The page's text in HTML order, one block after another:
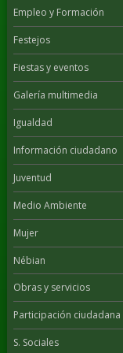
Empleo y Formación
Festejos
Fiestas y eventos
Galería multimedia
Igualdad
Información ciudadano
Juventud
Medio Ambiente
Mujer
Nébian
Obras y servicios
Participación ciudadana
S. Sociales